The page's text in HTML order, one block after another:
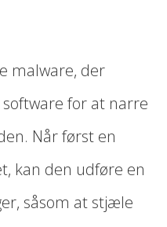
malware, der
for at narre
Når først en
kan den udføre en
såsom at stjæle